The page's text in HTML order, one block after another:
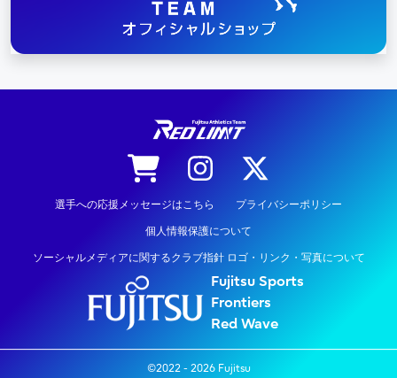
選手への応援メッセージはこちら プライバシーポリシー
個人情報保護について
ソーシャルメディアに関するクラブ指針 ロゴ・リンク・写真について
Fujitsu Sports
Frontiers
Red Wave
©2022 - 2026 Fujitsu